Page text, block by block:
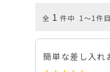
全 1 件中 1～1件目
簡単な差し入れ